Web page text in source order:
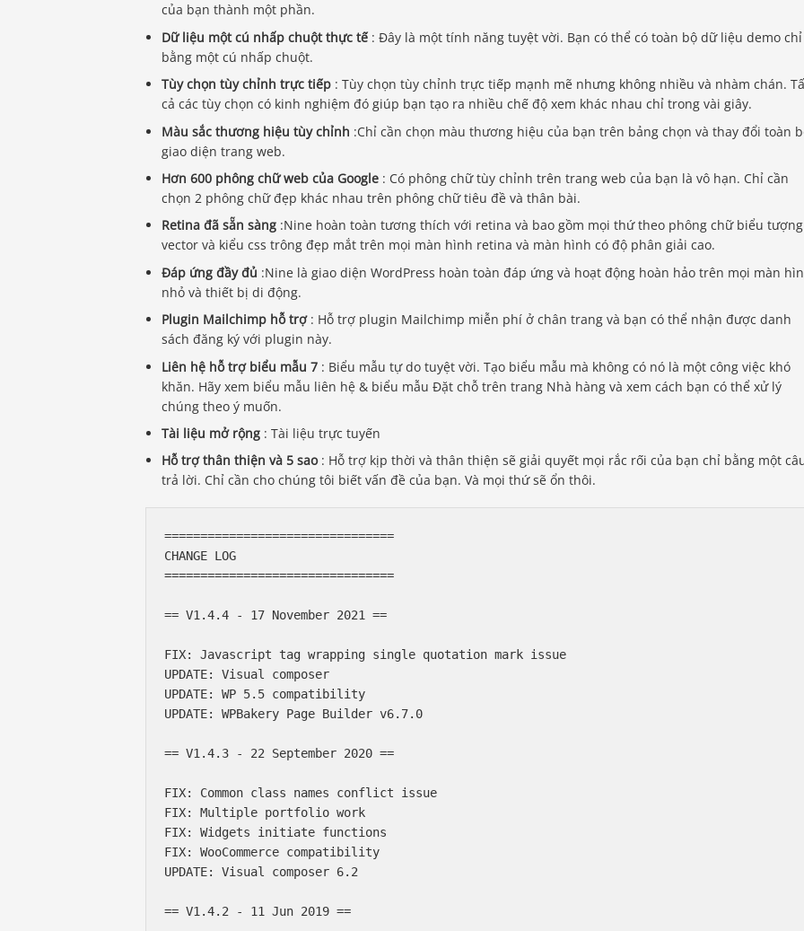
của bạn thành một phần.
Dữ liệu một cú nhấp chuột thực tế : Đây là một tính năng tuyệt vời. Bạn có thể có toàn bộ dữ liệu demo chỉ
bằng một cú nhấp chuột.
Tùy chọn tùy chỉnh trực tiếp : Tùy chọn tùy chỉnh trực tiếp mạnh mẽ nhưng không nhiều và nhàm chán.
cả các tùy chọn có kinh nghiệm đó giúp bạn tạo ra nhiều chế độ xem khác nhau chỉ trong vài giây.
Màu sắc thương hiệu tùy chỉnh :Chỉ cần chọn màu thương hiệu của bạn trên bảng chọn và thay đổi toàn
giao diện trang web.
Hơn 600 phông chữ web của Google : Có phông chữ tùy chỉnh trên trang web của bạn là vô hạn. Chỉ cần
chọn 2 phông chữ đẹp khác nhau trên phông chữ tiêu đề và thân bài.
Retina đã sẵn sàng :Nine hoàn toàn tương thích với retina và bao gồm mọi thứ theo phông chữ biểu tượng
vector và kiểu css trông đẹp mắt trên mọi màn hình retina và màn hình có độ phân giải cao.
Đáp ứng đầy đủ :Nine là giao diện WordPress hoàn toàn đáp ứng và hoạt động hoàn hảo trên mọi màn
nhỏ và thiết bị di động.
Plugin Mailchimp hỗ trợ: Hỗ trợ plugin Mailchimp miễn phí ở chân trang và bạn có thể nhận được danh
sách đăng ký với plugin này.
Liên hệ hỗ trợ biểu mẫu 7 : Biểu mẫu tự do tuyệt vời. Tạo biểu mẫu mà không có nó là một công việc khó
khăn. Hãy xem biểu mẫu liên hệ & biểu mẫu Đặt chỗ trên trang Nhà hàng và xem cách bạn có thể xử lý
chúng theo ý muốn.
Tài liệu mở rộng : Tài liệu trực tuyến
Hỗ trợ thân thiện và 5 sao: Hỗ trợ kịp thời và thân thiện sẽ giải quyết mọi rắc rối của bạn chỉ bằng một
trả lời. Chỉ cần cho chúng tôi biết vấn đề của bạn. Và mọi thứ sẽ ổn thôi.
================================
CHANGE LOG
================================
== V1.4.4 - 17 November 2021 ==
FIX: Javascript tag wrapping single quotation mark issue
UPDATE: Visual composer
UPDATE: WP 5.5 compatibility
UPDATE: WPBakery Page Builder v6.7.0
== V1.4.3 - 22 September 2020 ==
FIX: Common class names conflict issue
FIX: Multiple portfolio work
FIX: Widgets initiate functions
FIX: WooCommerce compatibility
UPDATE: Visual composer 6.2
== V1.4.2 - 11 Jun 2019 ==